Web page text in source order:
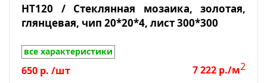
HT120 / Стеклянная мозаика, золотая,
глянцевая, чип 20*20*4, лист 300*300
все характеристики
650 р. /шт 7 222 р./м2